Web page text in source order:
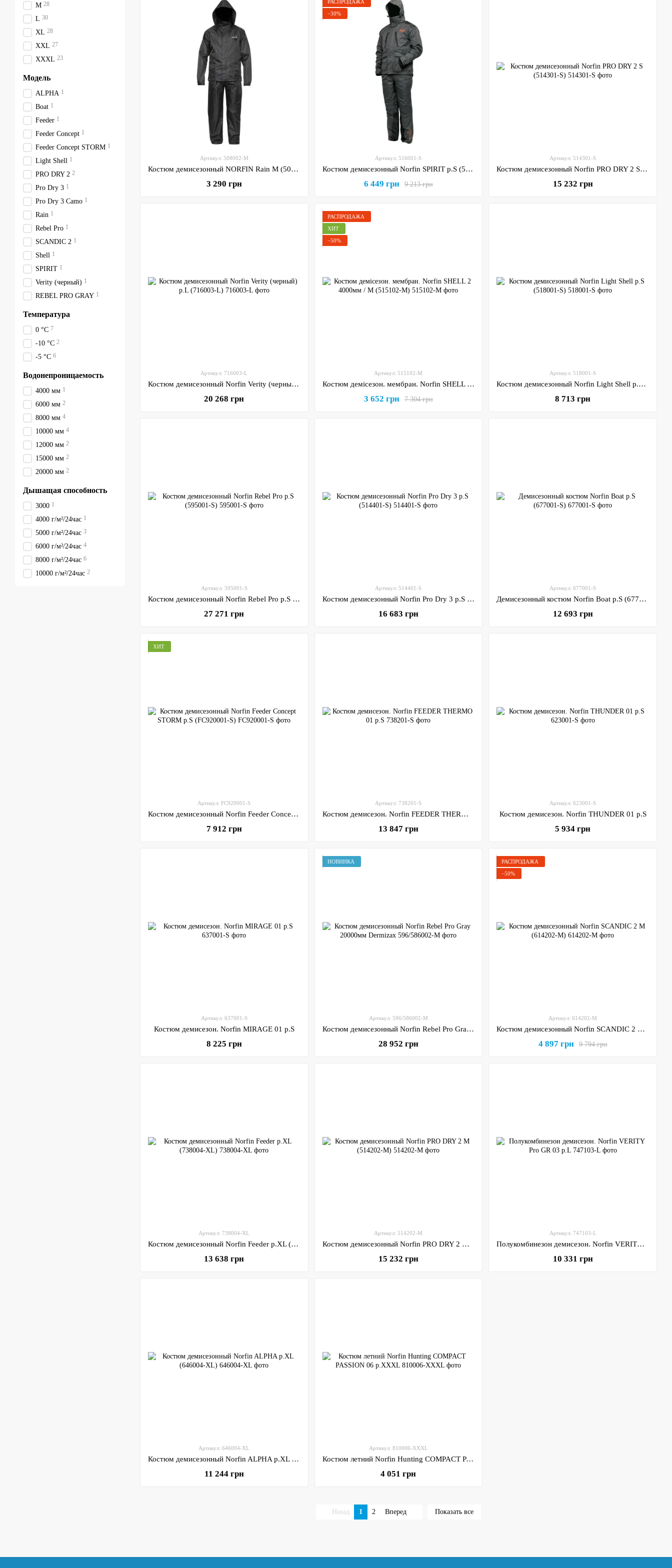
Артикул: 508002-M
Костюм демисезонный NORFIN Rain M (508002-M)
3 290 грн
РАСПРОДАЖА
−30%
Артикул: 516001-S
Костюм демисезонный Norfin SPIRIT р.S (516001-S)
9 213 грн
6 449 грн
Артикул: 514301-S
Костюм демисезонный Norfin PRO DRY 2 S (514301-S)
15 232 грн
Артикул: 716003-L
Костюм демисезонный Norfin Verity (черный) р.L (716003-L)
20 268 грн
РАСПРОДАЖА
ХИТ
−50%
Артикул: 515102-M
Костюм демісезон. мембран. Norfin SHELL 2 4000мм / M (515102-M)
7 304 грн
3 652 грн
Артикул: 518001-S
Костюм демисезонный Norfin Light Shell р.S (518001-S)
8 713 грн
Артикул: 595001-S
Костюм демисезонный Norfin Rebel Pro р.S (595001-S)
27 271 грн
Артикул: 514401-S
Костюм демисезонный Norfin Pro Dry 3 р.S (514401-S)
16 683 грн
Артикул: 677001-S
Демисезонный костюм Norfin Boat р.S (677001-S)
12 693 грн
ХИТ
Артикул: FC920001-S
Костюм демисезонный Norfin Feeder Concept STORM р.S (FC920001-S)
7 912 грн
Артикул: 738201-S
Костюм демисезон. Norfin FEEDER THERMO 01 р.S
13 847 грн
Артикул: 623001-S
Костюм демисезон. Norfin THUNDER 01 р.S
5 934 грн
Артикул: 637001-S
Костюм демисезон. Norfin MIRAGE 01 р.S
8 225 грн
НОВИНКА
Артикул: 596/586002-M
Костюм демисезонный Norfin Rebel Pro Gray 20000мм Dermizax
28 952 грн
РАСПРОДАЖА
−50%
Артикул: 614202-M
Костюм демисезонный Norfin SCANDIC 2 M (614202-M)
9 794 грн
4 897 грн
Артикул: 738004-XL
Костюм демисезонный Norfin Feeder р.XL (738004-XL)
13 638 грн
Артикул: 514202-M
Костюм демисезонный Norfin PRO DRY 2 M (514202-M)
15 232 грн
Артикул: 747103-L
Полукомбинезон демисезон. Norfin VERITY Pro GR 03 р.L
10 331 грн
Артикул: 646004-XL
Костюм демисезонный Norfin ALPHA р.XL (646004-XL)
11 244 грн
Артикул: 810006-XXXL
Костюм летний Norfin Hunting COMPACT PASSION 06 р.XXXL
4 051 грн
Назад 1 2 Вперед Показать все
M 28
L 30
XL 28
XXL 27
XXXL 23
Модель
ALPHA 1
Boat 1
Feeder 1
Feeder Concept 1
Feeder Concept STORM 1
Light Shell 1
PRO DRY 2 2
Pro Dry 3 1
Pro Dry 3 Camo 1
Rain 1
Rebel Pro 1
SCANDIC 2 1
Shell 1
SPIRIT 1
Verity (черный) 1
REBEL PRO GRAY 1
Температура
0 °С 7
-10 °С 2
-5 °С 6
Водонепроницаемость
4000 мм 1
6000 мм 2
8000 мм 4
10000 мм 4
12000 мм 2
15000 мм 2
20000 мм 2
Дышащая способность
3000 1
4000 г/м²/24час 1
5000 г/м²/24час 3
6000 г/м²/24час 4
8000 г/м²/24час 6
10000 г/м²/24час 2